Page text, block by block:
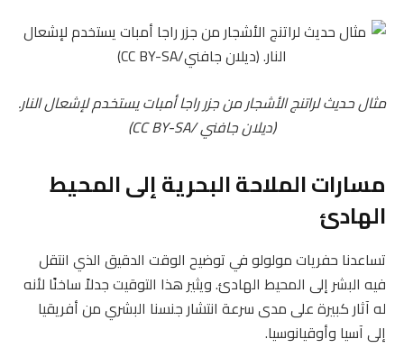
مثال حديث لراتنج الأشجار من جزر راجا أمبات يستخدم لإشعال النار.
(ديلان جافني /CC BY-SA
)
مسارات الملاحة البحرية إلى المحيط
الهادئ
تساعدنا حفريات مولولو في توضيح الوقت الدقيق الذي انتقل
فيه البشر إلى المحيط الهادئ. ويثير هذا التوقيت جدلاً ساخنًا لأنه
له آثار كبيرة على مدى سرعة انتشار جنسنا البشري من أفريقيا
إلى آسيا وأوقيانوسيا.